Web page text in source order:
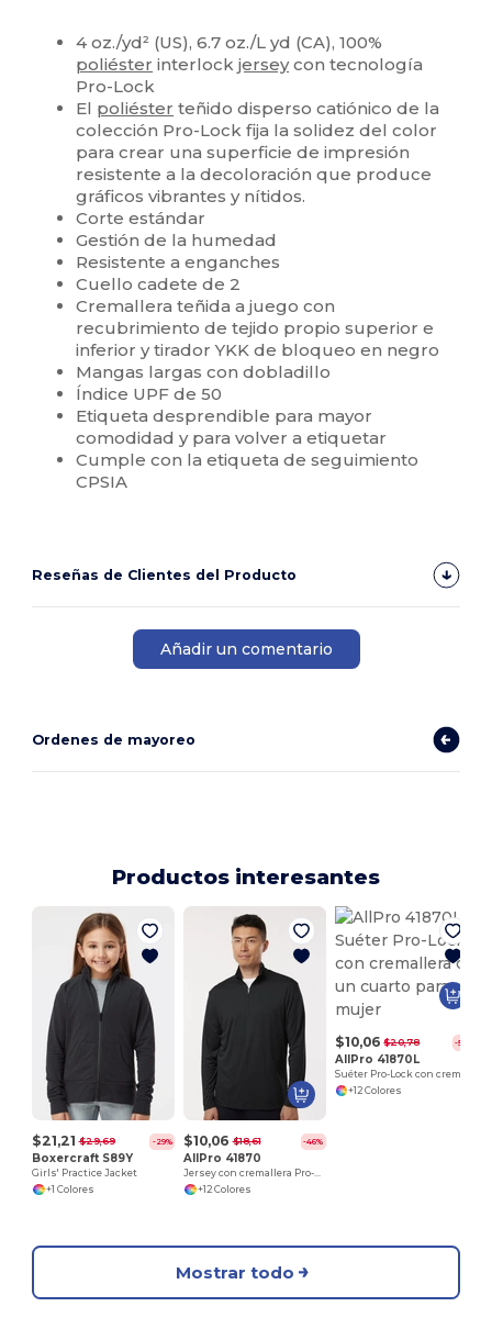
4 oz./yd² (US), 6.7 oz./L yd (CA), 100%
poliéster interlockjerseycon tecnología
Pro-Lock
El poliéster teñido disperso catiónico de la
colección Pro-Lock fija la solidez del color
para crear una superficie de impresión
resistente a la decoloración que produce
gráficos vibrantes y nítidos.
Corte estándar
Gestión de la humedad
Resistente a enganches
Cuello cadete de 2
Cremallera teñida a juego con
recubrimiento de tejido propio superior e
inferior y tirador YKK de bloqueo en negro
Mangas largas con dobladillo
Índice UPF de 50
Etiqueta desprendible para mayor
comodidad y para volver a etiquetar
Cumple con la etiqueta de seguimiento
CPSIA
Reseñas de Clientes del Producto
Añadir un comentario
Ordenes de mayoreo
Productos interesantes
$21,21 $29,69 -29%
Boxercraft S89Y
Girls' Practice Jacket
+1 Colores
$10,06 $18,61 -46%
AllPro 41870
Jersey con cremallera Pro-Lock Performance
+12 Colores
$10,06 $20,78 -52%
AllPro 41870L
+12 Colores
Mostrar todo